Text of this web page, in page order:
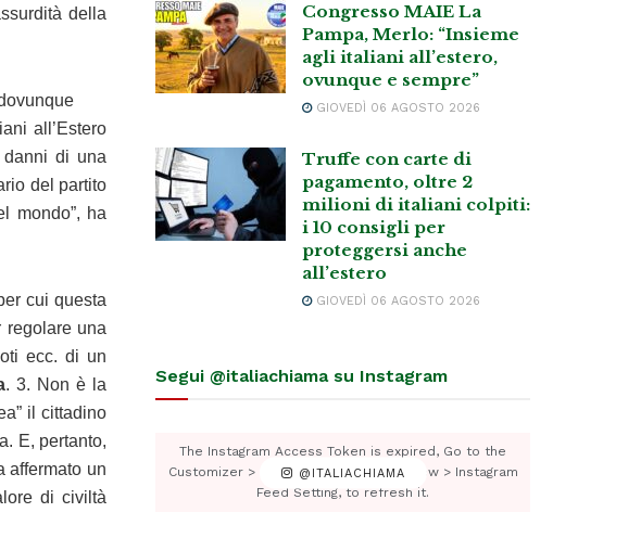
della
all’Estero
di una
del partito
mondo”, ha
cui questa
regolare una
ecc. di un
. 3. Non è la
il cittadino
E, pertanto,
affermato un
di civiltà
Congresso MAIE La
Pampa, Merlo: “Insieme
agli italiani all’estero,
ovunque e sempre”
GIOVEDÌ 06 AGOSTO 2026
Truffe con carte di
pagamento, oltre 2
milioni di italiani colpiti:
i 10 consigli per
proteggersi anche
all’estero
GIOVEDÌ 06 AGOSTO 2026
Segui @italiachiama su Instagram
@ITALIACHIAMA
The Instagram Access Token is expired, Go to the
Customizer > JNews : Social, Like & View > Instagram
Feed Setting, to refresh it.